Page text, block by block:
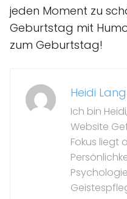
jeden Moment zu
Geburtstag mit
zum Geburtstag!
Heidi Lang
Ich bin
Website
Fokus liegt